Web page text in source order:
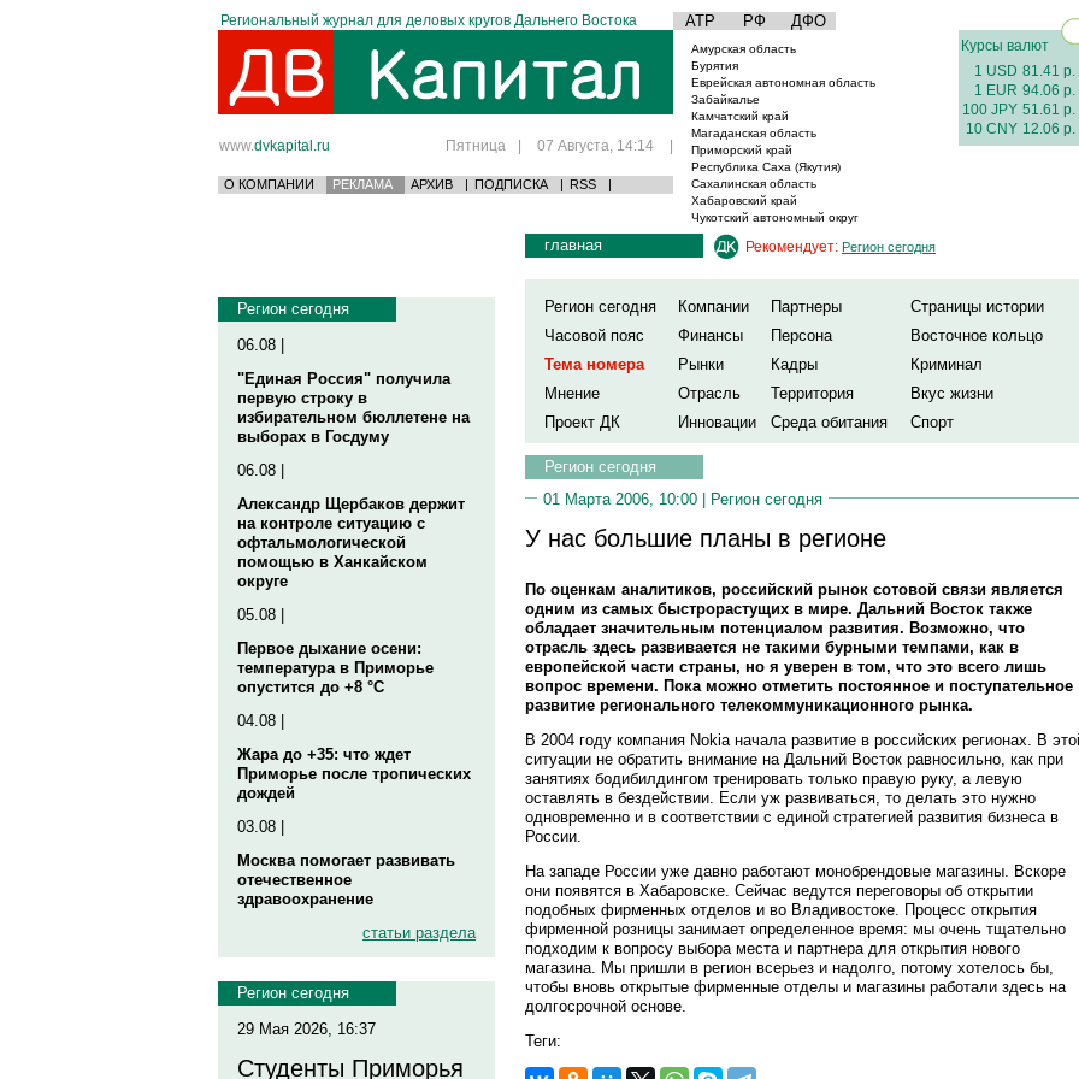
Региональный журнал для деловых кругов Дальнего Востока АТР РФ ДФО
www.dvkapital.ru Пятница | 07 Августа, 14:14 |
О КОМПАНИИ РЕКЛАМА АРХИВ | ПОДПИСКА | RSS |
Амурская область
Бурятия
Еврейская автономная область
Забайкалье
Камчатский край
Магаданская область
Приморский край
Республика Саха (Якутия)
Сахалинская область
Хабаровский край
Чукотский автономный округ
Курсы валют
1 USD 81.41 р.
1 EUR 94.06 р.
100 JPY 51.61 р.
10 CNY 12.06 р.
Регион сегодня
06.08 |
"Единая Россия" получила
первую строку в
избирательном бюллетене на
выборах в Госдуму
06.08 |
Александр Щербаков держит
на контроле ситуацию с
офтальмологической
помощью в Ханкайском
округе
05.08 |
Первое дыхание осени:
температура в Приморье
опустится до +8 °C
04.08 |
Жара до +35: что ждет
Приморье после тропических
дождей
03.08 |
Москва помогает развивать
отечественное
здравоохранение
статьи раздела
Регион сегодня
29 Мая 2026, 16:37
Студенты Приморья
главная Рекомендует: Регион сегодня
Регион сегодня Компании Партнеры
Страницы истории
Часовой пояс
Финансы Персона
Восточное кольцо
Тема номера
Рынки Кадры
Криминал
Мнение
Отрасль Территория
Вкус жизни
Проект ДК
Инновации Среда обитания Спорт
Регион сегодня
01 Марта 2006, 10:00 | Регион сегодня
У нас большие планы в регионе
По оценкам аналитиков, российский рынок сотовой связи является
одним из самых быстрорастущих в мире. Дальний Восток также
обладает значительным потенциалом развития. Возможно, что
отрасль здесь развивается не такими бурными темпами, как в
европейской части страны, но я уверен в том, что это всего лишь
вопрос времени. Пока можно отметить постоянное и поступательное
развитие регионального телекоммуникационного рынка.
В 2004 году компания Nokia начала развитие в российских регионах. В
ситуации не обратить внимание на Дальний Восток равносильно, как при
занятиях бодибилдингом тренировать только правую руку, а левую
оставлять в бездействии. Если уж развиваться, то делать это нужно
одновременно и в соответствии с единой стратегией развития бизнеса в
России.
На западе России уже давно работают монобрендовые магазины. Вскоре
они появятся в Хабаровске. Сейчас ведутся переговоры об открытии
подобных фирменных отделов и во Владивостоке. Процесс открытия
фирменной розницы занимает определенное время: мы очень тщательно
подходим к вопросу выбора места и партнера для открытия нового
магазина. Мы пришли в регион всерьез и надолго, потому хотелось бы,
чтобы вновь открытые фирменные отделы и магазины работали здесь на
долгосрочной основе.
Теги: